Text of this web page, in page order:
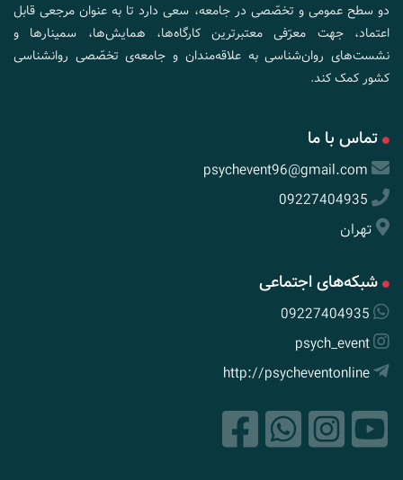
دو سطح عمومی و تخصّصی در جامعه، سعی دارد تا به عنوان مرجعی قابل
اعتماد، جهت معرّفی معتبرترین کارگاه‌ها، همایش‌ها، سمینارها و
نشست‌های روان‌شناسی به علاقه‌مندان و جامعه‌ی تخصّصی روانشناسی
کشور کمک کند.
تماس با ما
psychevent96@gmail.com
09227404935
تهران
شبکه‌های اجتماعی
09227404935
psych_event
http://psycheventonline